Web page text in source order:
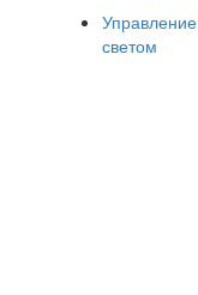
Управление
светом